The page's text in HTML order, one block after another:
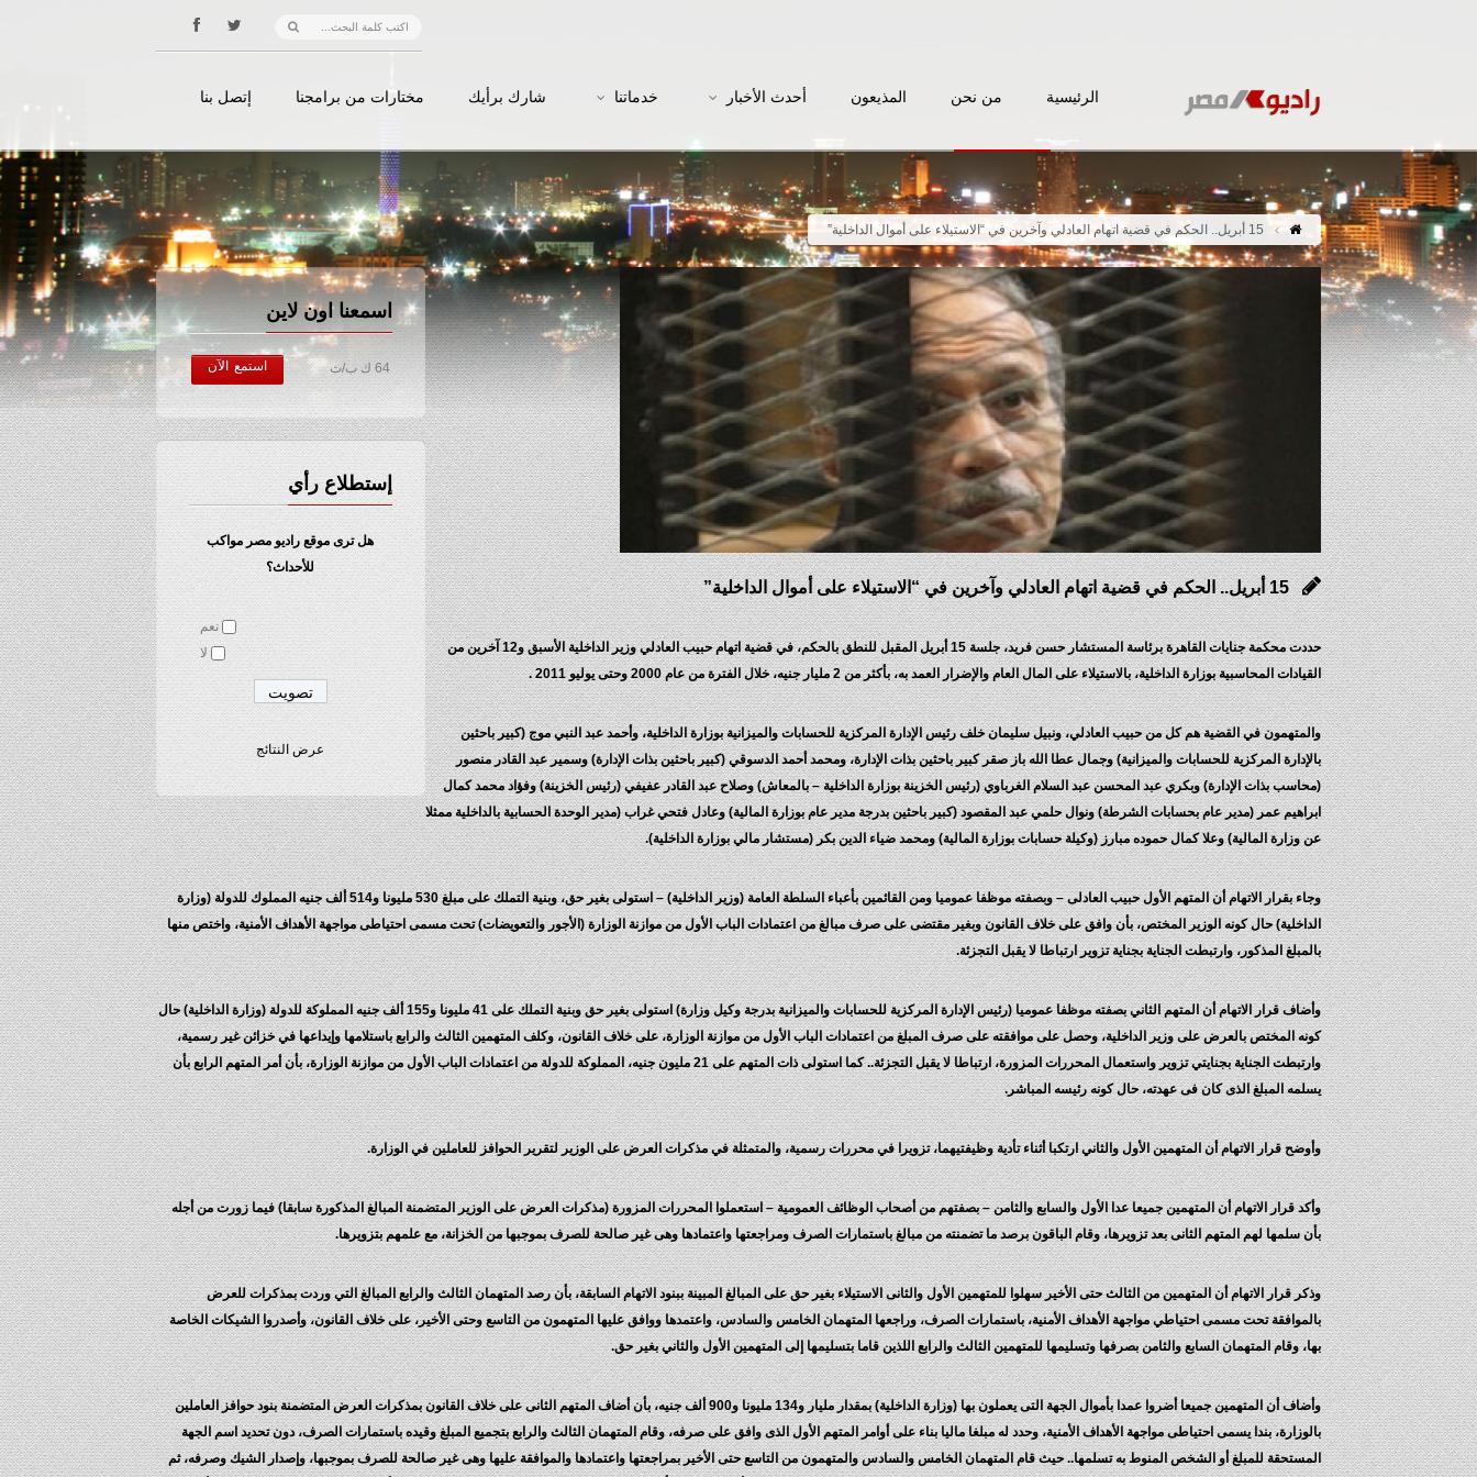
الرئيسية من نحن المذيعون أحدث الأخبار خدماتنا شارك برأيك مختارات من برامجنا إتصل بنا
15 أبريل.. الحكم في قضية اتهام العادلي وآخرين في “الاستيلاء على أموال الداخلية”
اسمعنا اون لاين
64 ك ب/ث استمع الآن
إستطلاع رأي
هل ترى موقع راديو مصر مواكب
للأحداث؟
نعم
لا
عرض النتائج
15 أبريل.. الحكم في قضية اتهام العادلي وآخرين في “الاستيلاء على أموال الداخلية”
حددت محكمة جنايات القاهرة برئاسة المستشار حسن فريد، جلسة 15 أبريل المقبل للنطق بالحكم، في قضية اتهام حبيب العادلي وزير الداخلية الأسبق و12 آخرين من
القيادات المحاسبية بوزارة الداخلية، بالاستيلاء على المال العام والإضرار العمد به، بأكثر من 2 مليار جنيه، خلال الفترة من عام 2000 وحتى يوليو 2011 .
والمتهمون في القضية هم كل من حبيب العادلي، ونبيل سليمان خلف رئيس الإدارة المركزية للحسابات والميزانية بوزارة الداخلية، وأحمد عبد النبي موج (كبير باحثين
بالإدارة المركزية للحسابات والميزانية) وجمال عطا الله باز صقر كبير باحثين بذات الإدارة، ومحمد أحمد الدسوقي (كبير باحثين بذات الإدارة) وسمير عبد القادر منصور
(محاسب بذات الإدارة) وبكري عبد المحسن عبد السلام الغرباوي (رئيس الخزينة بوزارة الداخلية – بالمعاش) وصلاح عبد القادر عفيفي (رئيس الخزينة) وفؤاد محمد كمال
ابراهيم عمر (مدير عام بحسابات الشرطة) ونوال حلمي عبد المقصود (كبير باحثين بدرجة مدير عام بوزارة المالية) وعادل فتحي غراب (مدير الوحدة الحسابية بالداخلية ممثلا
عن وزارة المالية) وعلا كمال حموده مبارز (وكيلة حسابات بوزارة المالية) ومحمد ضياء الدين بكر (مستشار مالي بوزارة الداخلية).
وجاء بقرار الاتهام أن المتهم الأول حبيب العادلى – وبصفته موظفا عموميا ومن القائمين بأعباء السلطة العامة (وزير الداخلية) – استولى بغير حق، وبنية التملك على مبلغ 530 مليونا و514 ألف جنيه المملوك للدولة (وزارة
الداخلية) حال كونه الوزير المختص، بأن وافق على خلاف القانون وبغير مقتضى على صرف مبالغ من اعتمادات الباب الأول من موازنة الوزارة (الأجور والتعويضات) تحت مسمى احتياطى مواجهة الأهداف الأمنية، واختص منها
بالمبلغ المذكور، وارتبطت الجناية بجناية تزوير ارتباطا لا يقبل التجزئة.
وأضاف قرار الاتهام أن المتهم الثاني بصفته موظفا عموميا (رئيس الإدارة المركزية للحسابات والميزانية بدرجة وكيل وزارة) استولى بغير حق وبنية التملك على 41 مليونا و155 ألف جنيه المملوكة للدولة (وزارة الداخلية) حال
كونه المختص بالعرض على وزير الداخلية، وحصل على موافقته على صرف المبلغ من اعتمادات الباب الأول من موازنة الوزارة، على خلاف القانون، وكلف المتهمين الثالث والرابع باستلامها وإيداعها في خزائن غير رسمية،
وارتبطت الجناية بجنايتي تزوير واستعمال المحررات المزورة، ارتباطا لا يقبل التجزئة.. كما استولى ذات المتهم على 21 مليون جنيه، المملوكة للدولة من اعتمادات الباب الأول من موازنة الوزارة، بأن أمر المتهم الرابع بأن
يسلمه المبلغ الذى كان فى عهدته، حال كونه رئيسه المباشر.
وأوضح قرار الاتهام أن المتهمين الأول والثاني ارتكبا أثناء تأدية وظيفتيهما، تزويرا في محررات رسمية، والمتمثلة في مذكرات العرض على الوزير لتقرير الحوافز للعاملين في الوزارة.
وأكد قرار الاتهام أن المتهمين جميعا عدا الأول والسابع والثامن – بصفتهم من أصحاب الوظائف العمومية – استعملوا المحررات المزورة (مذكرات العرض على الوزير المتضمنة المبالغ المذكورة سابقا) فيما زورت من أجله
بأن سلمها لهم المتهم الثانى بعد تزويرها، وقام الباقون برصد ما تضمنته من مبالغ باستمارات الصرف ومراجعتها واعتمادها وهى غير صالحة للصرف بموجبها من الخزانة، مع علمهم بتزويرها.
وذكر قرار الاتهام أن المتهمين من الثالث حتى الأخير سهلوا للمتهمين الأول والثانى الاستيلاء بغير حق على المبالغ المبينة ببنود الاتهام السابقة، بأن رصد المتهمان الثالث والرابع المبالغ التي وردت بمذكرات للعرض
بالموافقة تحت مسمى احتياطي مواجهة الأهداف الأمنية، باستمارات الصرف، وراجعها المتهمان الخامس والسادس، واعتمدها ووافق عليها المتهمون من التاسع وحتى الأخير، على خلاف القانون، وأصدروا الشيكات الخاصة
بها، وقام المتهمان السابع والثامن بصرفها وتسليمها للمتهمين الثالث والرابع اللذين قاما بتسليمها إلى المتهمين الأول والثاني بغير حق.
وأضاف أن المتهمين جميعا أضروا عمدا بأموال الجهة التى يعملون بها (وزارة الداخلية) بمقدار مليار و134 مليونا و900 ألف جنيه، بأن أضاف المتهم الثانى على خلاف القانون بمذكرات العرض المتضمنة بنود حوافز العاملين
بالوزارة، بندا يسمى احتياطى مواجهة الأهداف الأمنية، وحدد له مبلغا ماليا بناء على أوامر المتهم الأول الذى وافق على صرفه، وقام المتهمان الثالث والرابع بتجميع المبلغ وقيده باستمارات الصرف، دون تحديد اسم الجهة
المستحقة للمبلغ أو الشخص المنوط به تسلمها.. حيث قام المتهمان الخامس والسادس والمتهمون من التاسع حتى الأخير بمراجعتها واعتمادها والموافقة عليها وهى غير صالحة للصرف بموجبها، وإصدار الشيك وصرفه، ثم